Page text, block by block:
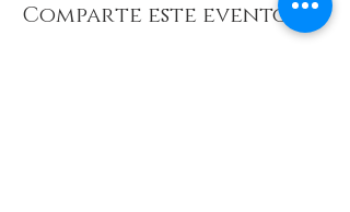
Comparte este evento